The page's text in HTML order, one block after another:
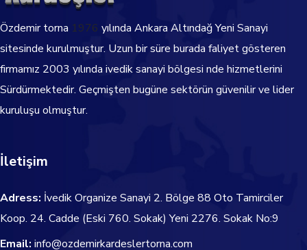
Özdemir torna 1976 yılında Ankara Altındağ Yeni Sanayi
sitesinde kurulmuştur. Uzun bir süre burada faliyet gösteren
firmamız 2003 yılında ivedik sanayi bölgesi nde hizmetlerini
Sürdürmektedir. Geçmişten bugüne sektörün güvenilir ve lider
kuruluşu olmuştur.
İletişim
Adress: İvedik Organize Sanayi 2. Bölge 88 Oto Tamirciler
Koop. 24. Cadde (Eski 760. Sokak) Yeni 2276. Sokak No:9
Email: info@ozdemirkardeslertorna.com